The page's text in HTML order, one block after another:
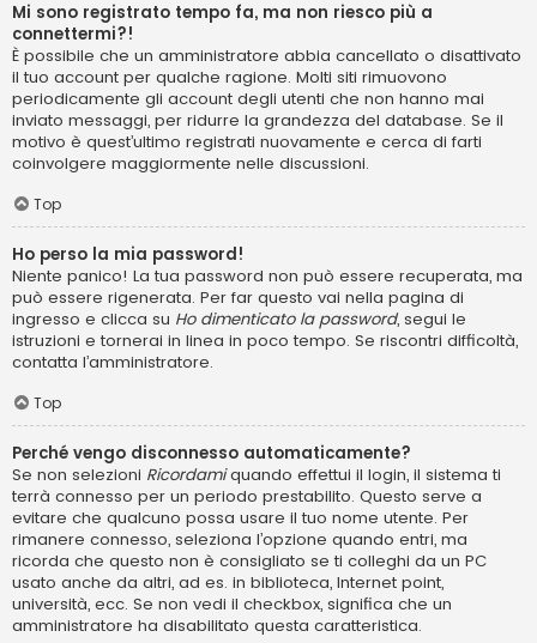
Mi sono registrato tempo fa, ma non riesco più a
connettermi?!
È possibile che un amministratore abbia cancellato o disattivato
il tuo account per qualche ragione. Molti siti rimuovono
periodicamente gli account degli utenti che non hanno mai
inviato messaggi, per ridurre la grandezza del database. Se il
motivo è quest’ultimo registrati nuovamente e cerca di farti
coinvolgere maggiormente nelle discussioni.
Top
Ho perso la mia password!
Niente panico! La tua password non può essere recuperata, ma
può essere rigenerata. Per far questo vai nella pagina di
ingresso e clicca su Ho dimenticato la password, segui le
istruzioni e tornerai in linea in poco tempo. Se riscontri difficoltà,
contatta l’amministratore.
Top
Perché vengo disconnesso automaticamente?
Se non selezioni Ricordamiquando effettui il login, il sistema ti
terrà connesso per un periodo prestabilito. Questo serve a
evitare che qualcuno possa usare il tuo nome utente. Per
rimanere connesso, seleziona l’opzione quando entri, ma
ricorda che questo non è consigliato se ti colleghi da un PC
usato anche da altri, ad es. in biblioteca, Internet point,
università, ecc. Se non vedi il checkbox, significa che un
amministratore ha disabilitato questa caratteristica.